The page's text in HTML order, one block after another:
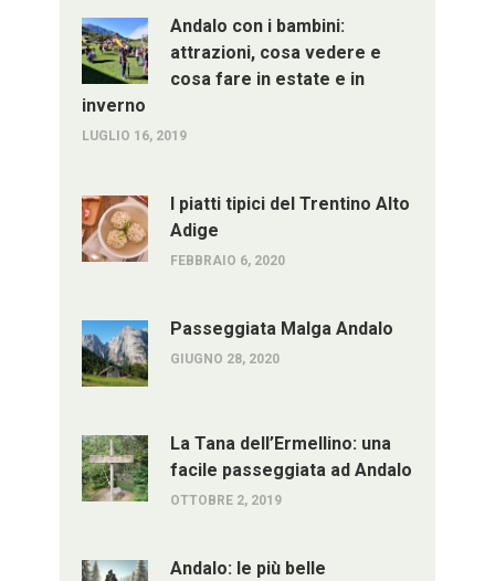
Andalo con i bambini:
attrazioni, cosa vedere e
cosa fare in estate e in
inverno
LUGLIO 16, 2019
I piatti tipici del Trentino Alto
Adige
FEBBRAIO 6, 2020
Passeggiata Malga Andalo
GIUGNO 28, 2020
La Tana dell’Ermellino: una
facile passeggiata ad Andalo
OTTOBRE 2, 2019
Andalo: le più belle